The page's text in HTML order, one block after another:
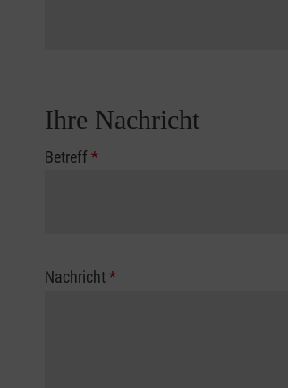
Ihre Nachricht
Betreff*
Nachricht*